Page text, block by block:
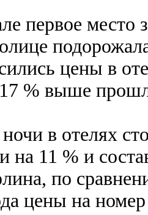
первое
цены в
% выше
в отелях
на 11 % и
по
цены на